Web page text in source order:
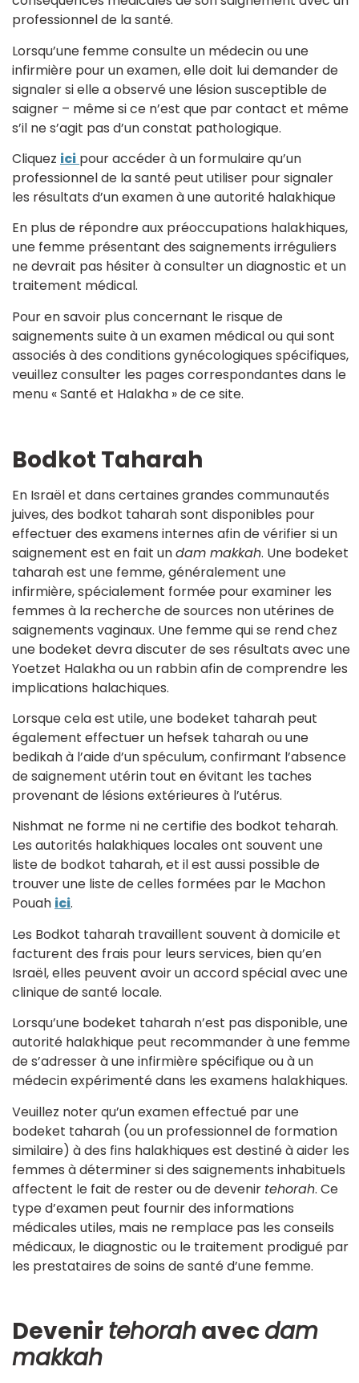
professionnel de la santé.
Lorsqu’une femme consulte un médecin ou une
infirmière pour un examen, elle doit lui demander de
signaler si elle a observé une lésion susceptible de
saigner – même si ce n’est que par contact et même
s’il ne s’agit pas d’un constat pathologique.
Cliquez ici pour accéder à un formulaire qu’un
professionnel de la santé peut utiliser pour signaler
les résultats d’un examen à une autorité halakhique
En plus de répondre aux préoccupations halakhiques,
une femme présentant des saignements irréguliers
ne devrait pas hésiter à consulter un diagnostic et un
traitement médical.
Pour en savoir plus concernant le risque de
saignements suite à un examen médical ou qui sont
associés à des conditions gynécologiques spécifiques,
veuillez consulter les pages correspondantes dans le
menu « Santé et Halakha » de ce site.
Bodkot Taharah
En Israël et dans certaines grandes communautés
juives, des bodkot taharah sont disponibles pour
effectuer des examens internes afin de vérifier si un
saignement est en fait undam makkah. Une bodeket
taharah est une femme, généralement une
infirmière, spécialement formée pour examiner les
femmes à la recherche de sources non utérines de
saignements vaginaux. Une femme qui se rend chez
une bodeket devra discuter de ses résultats avec une
Yoetzet Halakha ou un rabbin afin de comprendre les
implications halachiques.
Lorsque cela est utile, une bodeket taharah peut
également effectuer un hefsek taharah ou une
bedikah à l’aide d’un spéculum, confirmant l’absence
de saignement utérin tout en évitant les taches
provenant de lésions extérieures à l’utérus.
Nishmat ne forme ni ne certifie des bodkot teharah.
Les autorités halakhiques locales ont souvent une
liste de bodkot taharah, et il est aussi possible de
trouver une liste de celles formées par le Machon
Pouah ici.
Les Bodkot taharah travaillent souvent à domicile et
facturent des frais pour leurs services, bien qu’en
Israël, elles peuvent avoir un accord spécial avec une
clinique de santé locale.
Lorsqu’une bodeket taharah n’est pas disponible, une
autorité halakhique peut recommander à une femme
de s’adresser à une infirmière spécifique ou à un
médecin expérimenté dans les examens halakhiques.
Veuillez noter qu’un examen effectué par une
bodeket taharah (ou un professionnel de formation
similaire) à des fins halakhiques est destiné à aider les
femmes à déterminer si des saignements inhabituels
affectent le fait de rester ou de devenir tehorah. Ce
type d’examen peut fournir des informations
médicales utiles, mais ne remplace pas les conseils
médicaux, le diagnostic ou le traitement prodigué par
les prestataires de soins de santé d’une femme.
Devenirtehorahavecdam
makkah